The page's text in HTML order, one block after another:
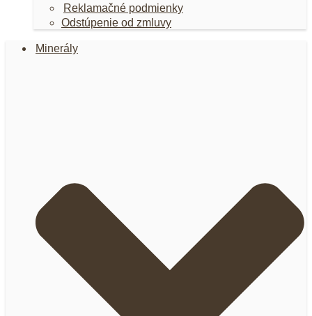
Reklamačné podmienky
Odstúpenie od zmluvy
Minerály